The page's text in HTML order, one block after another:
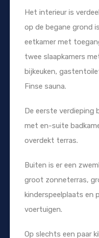
Het interieur is
op de begane grond
eetkamer met
twee slaapkamers
bijkeuken,
Finse sauna.
De eerste verdieping
met en-suite
overdekt terras.
Buiten is er een
groot zonneterras,
kinderspeelplaats en
voertuigen.
Op slechts een paar